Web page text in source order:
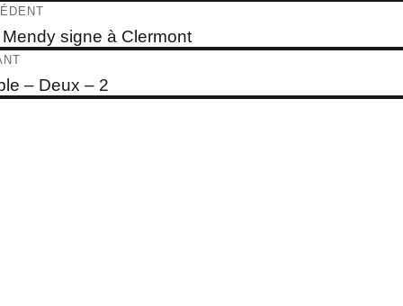
:
signe à Clermont
:
– Deux – 2